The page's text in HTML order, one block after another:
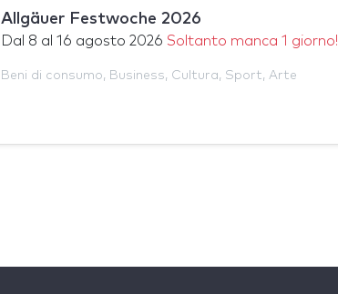
Allgäuer Festwoche 2026
Dal 8 al 16 agosto 2026 Soltanto manca 1 giorno!
Beni di consumo, Business, Cultura, Sport, Arte